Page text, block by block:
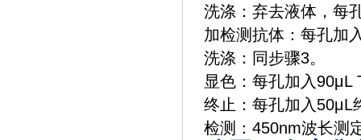
洗涤‌：弃去液体，每
加检测抗体‌：每孔加
‌洗涤‌：同步骤3。
显色‌：每孔加入
终止‌：每孔加入50μL
检测‌：450nm波长测